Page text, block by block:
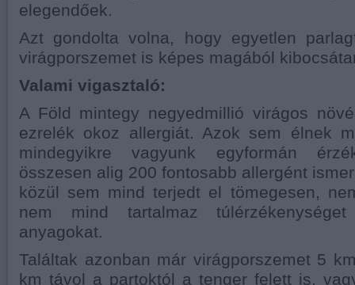
elegendőek.
Azt gondolta volna, hogy egyetlen
virágporszemet is képes magából
Valami vigasztaló:
A Föld mintegy negyedmillió virágos
ezrelék okoz allergiát. Azok sem élnek
mindegyikre vagyunk egyformán
összesen alig 200 fontosabb allergént
közül sem mind terjedt el tömegesen,
nem mind tartalmaz
anyagokat.
Találtak azonban már virágporszemet 5
km távol a partoktól a tenger felett is,